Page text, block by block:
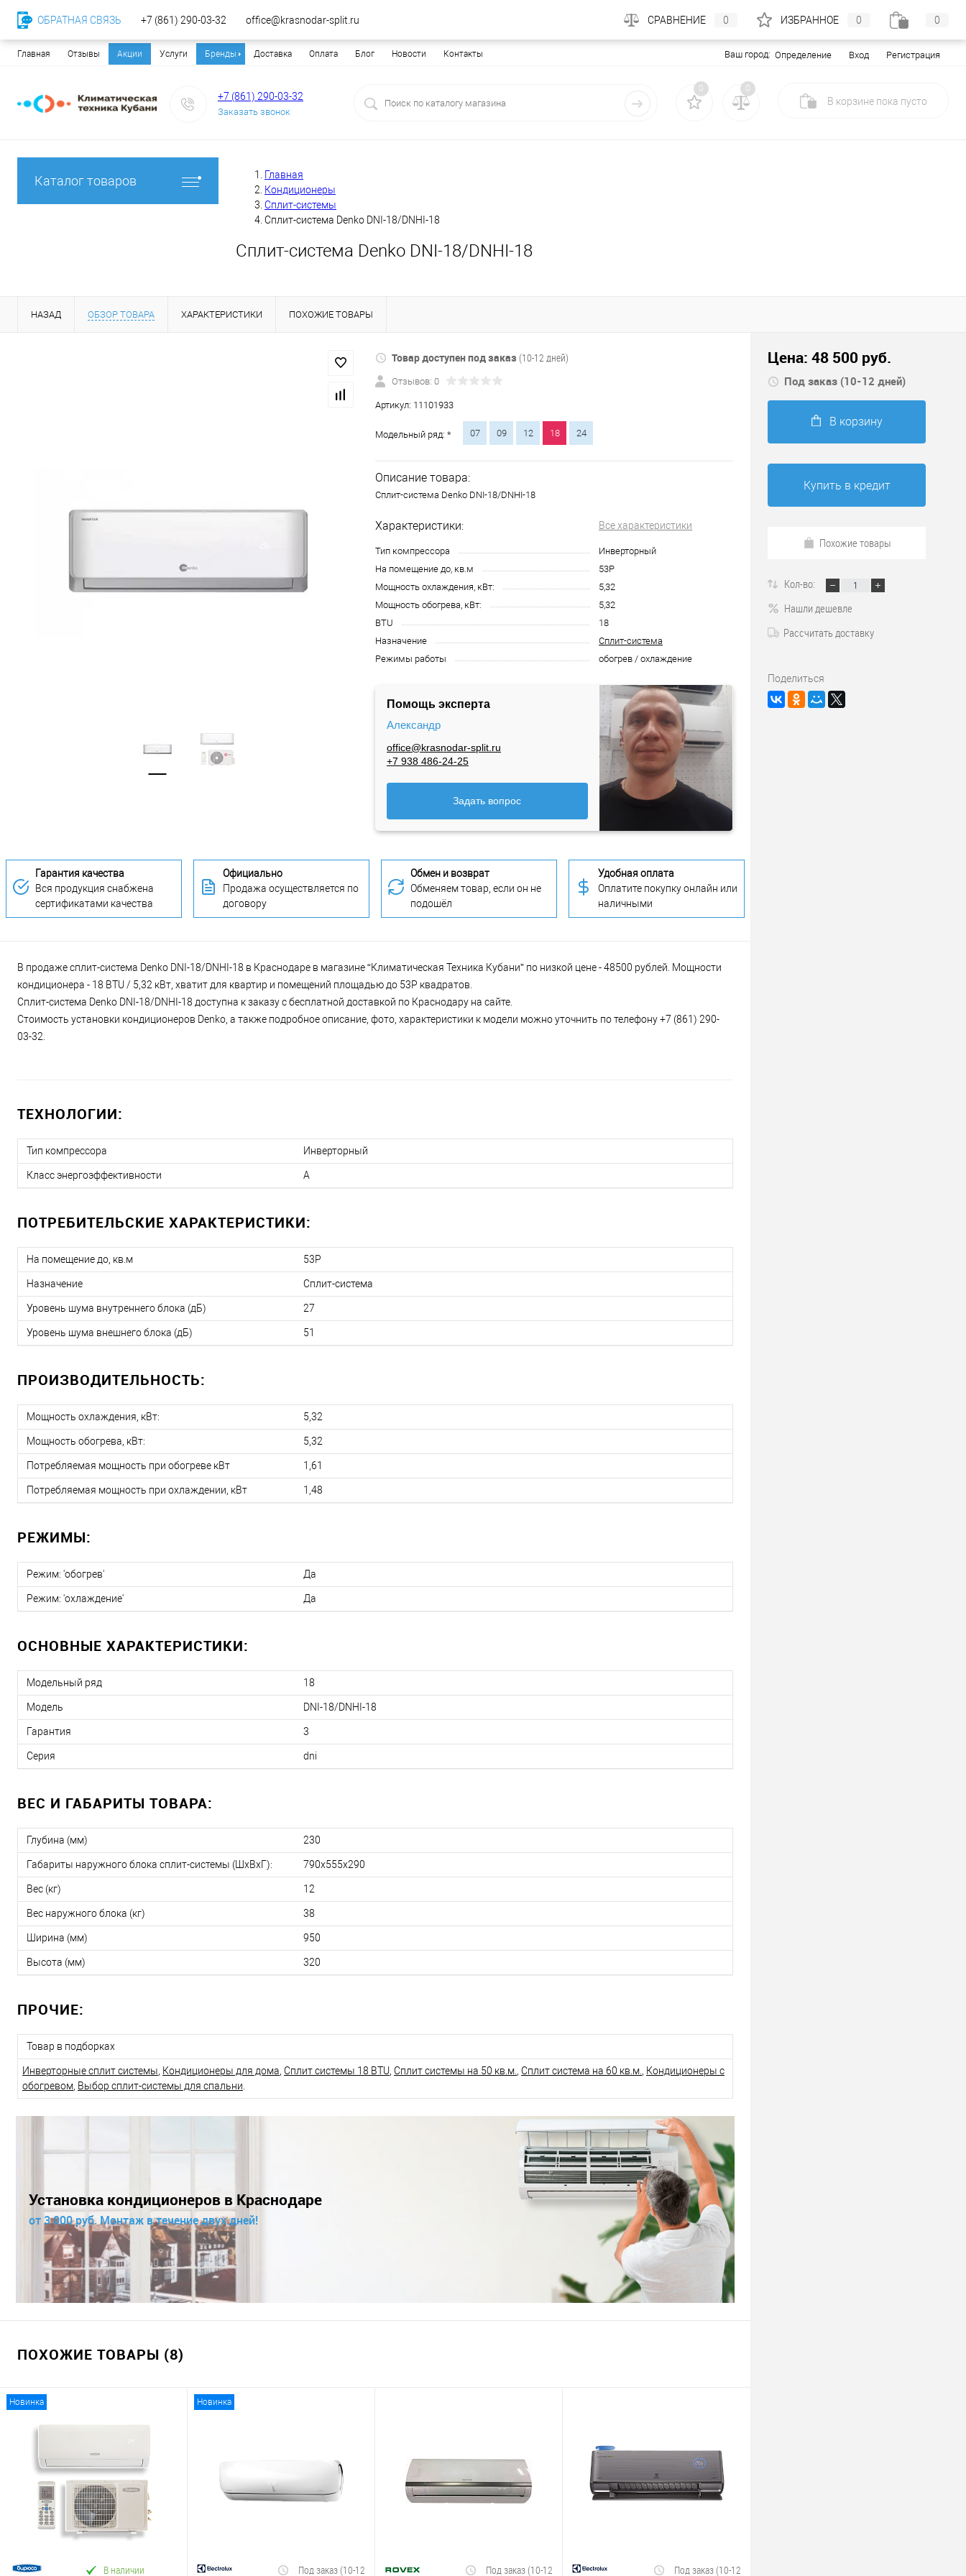
Главная Отзывы Акции Услуги Бренды Доставка Оплата Блог Новости Контакты Ваш город: Определение Вход Регистрация
+7 (861) 290-03-32
Заказать звонок
0 0
В корзине пока пусто
Каталог товаров
Главная
Кондиционеры
Сплит-системы
Сплит-система Denko DNI-18/DNHI-18
Сплит-система Denko DNI-18/DNHI-18
НАЗАД ОБЗОР ТОВАРА ХАРАКТЕРИСТИКИ ПОХОЖИЕ ТОВАРЫ
Товар доступен под заказ (10-12 дней)
Отзывов: 0
Артикул: 11101933
Модельный ряд: * 07 09 12 18 24
Описание товара:
Сплит-система Denko DNI-18/DNHI-18
Характеристики: Все характеристики
Тип компрессора
Инверторный
На помещение до, кв.м
53Р
Мощность охлаждения, кВт:
5,32
Мощность обогрева, кВт:
5,32
BTU
18
Назначение
Сплит-система
Режимы работы
обогрев / охлаждение
Помощь эксперта
Александр
office@krasnodar-split.ru
+7 938 486-24-25
Задать вопрос
Гарантия качества
Вся продукция снабжена
сертификатами качества
Официально
Продажа осуществляется по
договору
Обмен и возврат
Обменяем товар, если он не
подошёл
Удобная оплата
Оплатите покупку онлайн или
наличными
В продаже сплит-система Denko DNI-18/DNHI-18 в Краснодаре в магазине “Климатическая Техника Кубани” по низкой цене - 48500 рублей. Мощности
кондиционера - 18 BTU / 5,32 кВт, хватит для квартир и помещений площадью до 53Р квадратов.
Сплит-система Denko DNI-18/DNHI-18 доступна к заказу с бесплатной доставкой по Краснодару на сайте.
Стоимость установки кондиционеров Denko, а также подробное описание, фото, характеристики к модели можно уточнить по телефону +7 (861) 290-
03-32.
ТЕХНОЛОГИИ:
Тип компрессора Инверторный
Класс энергоэффективности A
ПОТРЕБИТЕЛЬСКИЕ ХАРАКТЕРИСТИКИ:
На помещение до, кв.м 53Р
Назначение Сплит-система
Уровень шума внутреннего блока (дБ) 27
Уровень шума внешнего блока (дБ) 51
ПРОИЗВОДИТЕЛЬНОСТЬ:
Мощность охлаждения, кВт: 5,32
Мощность обогрева, кВт: 5,32
Потребляемая мощность при обогреве кВт 1,61
Потребляемая мощность при охлаждении, кВт 1,48
РЕЖИМЫ:
Режим: 'обогрев' Да
Режим: 'охлаждение' Да
ОСНОВНЫЕ ХАРАКТЕРИСТИКИ:
Модельный ряд 18
Модель DNI-18/DNHI-18
Гарантия 3
Серия dni
ВЕС И ГАБАРИТЫ ТОВАРА:
Глубина (мм) 230
Габариты наружного блока сплит-системы (ШxВxГ): 790x555x290
Вес (кг) 12
Вес наружного блока (кг) 38
Ширина (мм) 950
Высота (мм) 320
ПРОЧИЕ:
Товар в подборках
Инверторные сплит системы, Кондиционеры для дома, Сплит системы 18 BTU, Сплит системы на 50 кв.м., Сплит система на 60 кв.м., Кондиционеры с
обогревом, Выбор сплит-системы для спальни.
Установка кондиционеров в Краснодаре
от 3 000 руб. Монтаж в течение двух дней!
ПОХОЖИЕ ТОВАРЫ (8)
Новинка
В наличии
Новинка
Под заказ (10-12 Под заказ (10-12 Под заказ (10-12
Цена: 48 500 руб.
Под заказ (10-12 дней)
В корзину
Купить в кредит
Похожие товары
Кол-во:
Нашли дешевле
Рассчитать доставку
Поделиться
ОБРАТНАЯ СВЯЗЬ +7 (861) 290-03-32 office@krasnodar-split.ru СРАВНЕНИЕ 0 ИЗБРАННОЕ 0 0